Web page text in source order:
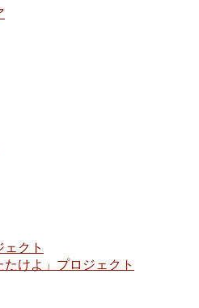
クト
たけよ」プロジェクト